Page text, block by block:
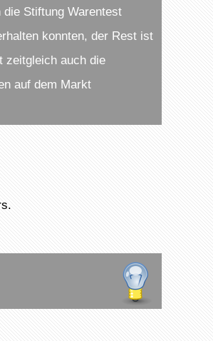
Stiftung Warentest
konnten, der Rest ist
zeitgleich auch die
auf dem Markt